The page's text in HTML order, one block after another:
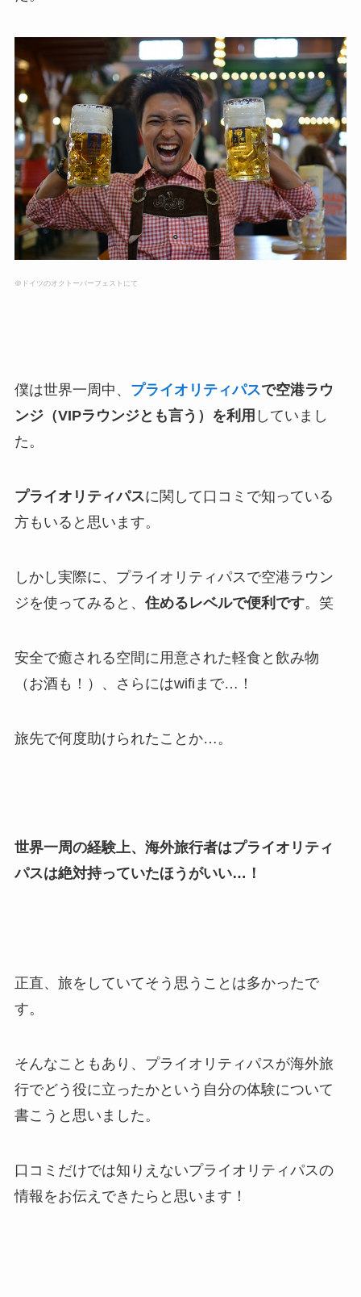
＠ドイツのオクトーバーフェストにて
僕は世界一周中、 プライオリティパスで空港ラウ
ンジ（VIPラウンジとも言う）を利用 していまし
た。
プライオリティパスに関して口コミで知っている
方もいると思います。
しかし実際に、プライオリティパスで空港ラウン
ジを使ってみると、 住めるレベルで便利です。笑
安全で癒される空間に用意された軽食と飲み物
（お酒も！）、さらにはwifiまで…！
旅先で何度助けられたことか…。
世界一周の経験上、海外旅行者はプライオリティ
パスは絶対持っていたほうがいい…！
正直、旅をしていてそう思うことは多かったで
す。
そんなこともあり、プライオリティパスが海外旅
行でどう役に立ったかという自分の体験について
書こうと思いました。
口コミだけでは知りえないプライオリティパスの
情報をお伝えできたらと思います！